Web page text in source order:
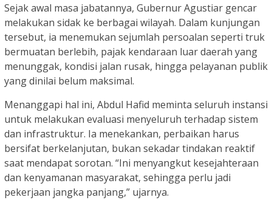
Sejak awal masa jabatannya, Gubernur Agustiar gencar
melakukan sidak ke berbagai wilayah. Dalam kunjungan
tersebut, ia menemukan sejumlah persoalan seperti truk
bermuatan berlebih, pajak kendaraan luar daerah yang
menunggak, kondisi jalan rusak, hingga pelayanan publik
yang dinilai belum maksimal.
Menanggapi hal ini, Abdul Hafid meminta seluruh instansi
untuk melakukan evaluasi menyeluruh terhadap sistem
dan infrastruktur. Ia menekankan, perbaikan harus
bersifat berkelanjutan, bukan sekadar tindakan reaktif
saat mendapat sorotan. “Ini menyangkut kesejahteraan
dan kenyamanan masyarakat, sehingga perlu jadi
pekerjaan jangka panjang,” ujarnya.